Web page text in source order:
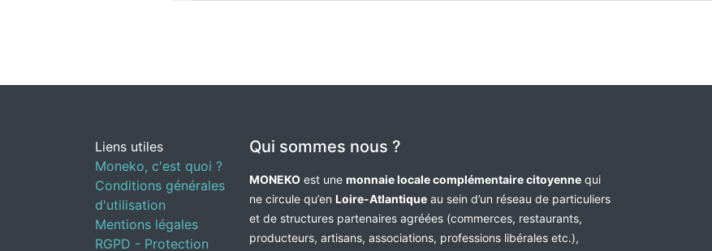
Liens utiles
Moneko, c'est quoi ?
Conditions générales
d'utilisation
Mentions légales
RGPD - Protection
Qui sommes nous ?
MONEKO est une monnaie locale complémentaire citoyenne qui
ne circule qu’en Loire-Atlantique au sein d’un réseau de particuliers
et de structures partenaires agréées (commerces, restaurants,
producteurs, artisans, associations, professions libérales etc.),